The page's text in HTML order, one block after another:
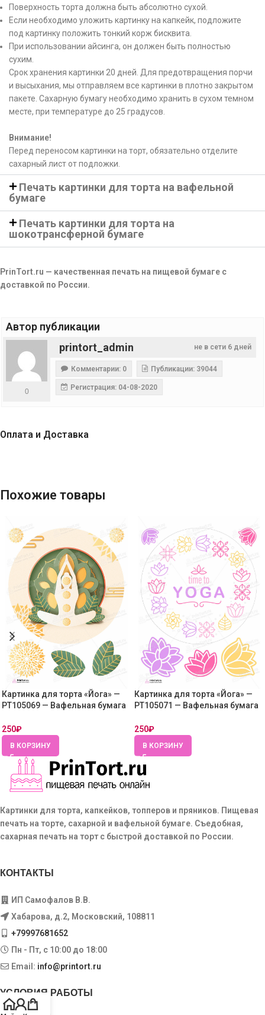
Поверхность торта должна быть абсолютно сухой.
Если необходимо уложить картинку на капкейк, подложите
под картинку положить тонкий корж бисквита.
При использовании айсинга, он должен быть полностью
сухим.
Срок хранения картинки 20 дней. Для предотвращения порчи
и высыхания, мы отправляем все картинки в плотно закрытом
пакете. Сахарную бумагу необходимо хранить в сухом темном
месте, при температуре до 25 градусов.
Внимание!
Перед переносом картинки на торт, обязательно отделите
сахарный лист от подложки.
Печать картинки для торта на вафельной
бумаге
Печать картинки для торта на
шокотрансферной бумаге
PrinTort.ru — качественная печать на пищевой бумаге с
доставкой по России.
Автор публикации
не в сети 6 дней
printort_admin
0
Комментарии: 0 Публикации: 39044
Регистрация: 04-08-2020
Оплата и Доставка
Похожие товары
Картинка для торта «Йога» —
PT105069 — Вафельная бумага
250₽
В КОРЗИНУ
Картинка для торта «Йога» —
PT105071 — Вафельная бумага
250₽
В КОРЗИНУ
Картинки для торта, капкейков, топперов и пряников. Пищевая
печать на торте, сахарной и вафельной бумаге. Съедобная,
сахарная печать на торт с быстрой доставкой по России.
КОНТАКТЫ
ИП Самофалов В.В.
Хабарова, д.2, Московский, 108811
+79997681652
Пн - Пт, с 10:00 до 18:00
Email: info@printort.ru
УСЛОВИЯ РАБОТЫ